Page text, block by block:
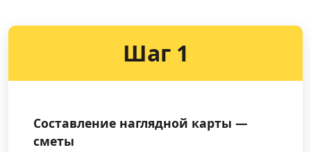
Шаг 1
Составление наглядной карты —
сметы